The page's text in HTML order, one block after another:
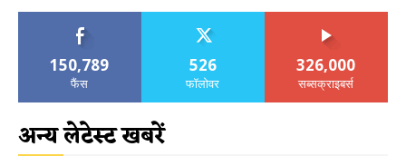
150,789
फैंस
526
फॉलोवर
326,000
सब्सक्राइबर्स
अन्य लेटेस्ट खबरें